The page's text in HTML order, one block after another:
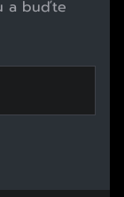
a buďte